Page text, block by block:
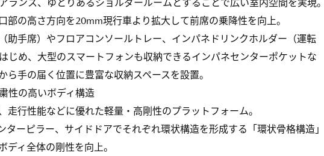
ランス、ゆとりあるショルダールームとすることで広い室内空間を実現。
部の高さ方向を20mm現行車より拡大して前席の乗降性を向上。
助手席）やフロアコンソールトレー、インパネドリンクホルダー（運転
じめ、大型のスマートフォンも収納できるインパネセンターポケットな
ら手の届く位置に豊富な収納スペースを設置。
性の高いボディ構造
走行性能などに優れた軽量・高剛性のプラットフォーム。
ターピラー、サイドドアでそれぞれ環状構造を形成する「環状骨格構造」
ディ全体の剛性を向上。